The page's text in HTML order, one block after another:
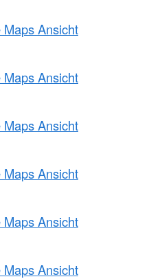
Ansicht
Ansicht
Ansicht
Ansicht
Ansicht
Ansicht